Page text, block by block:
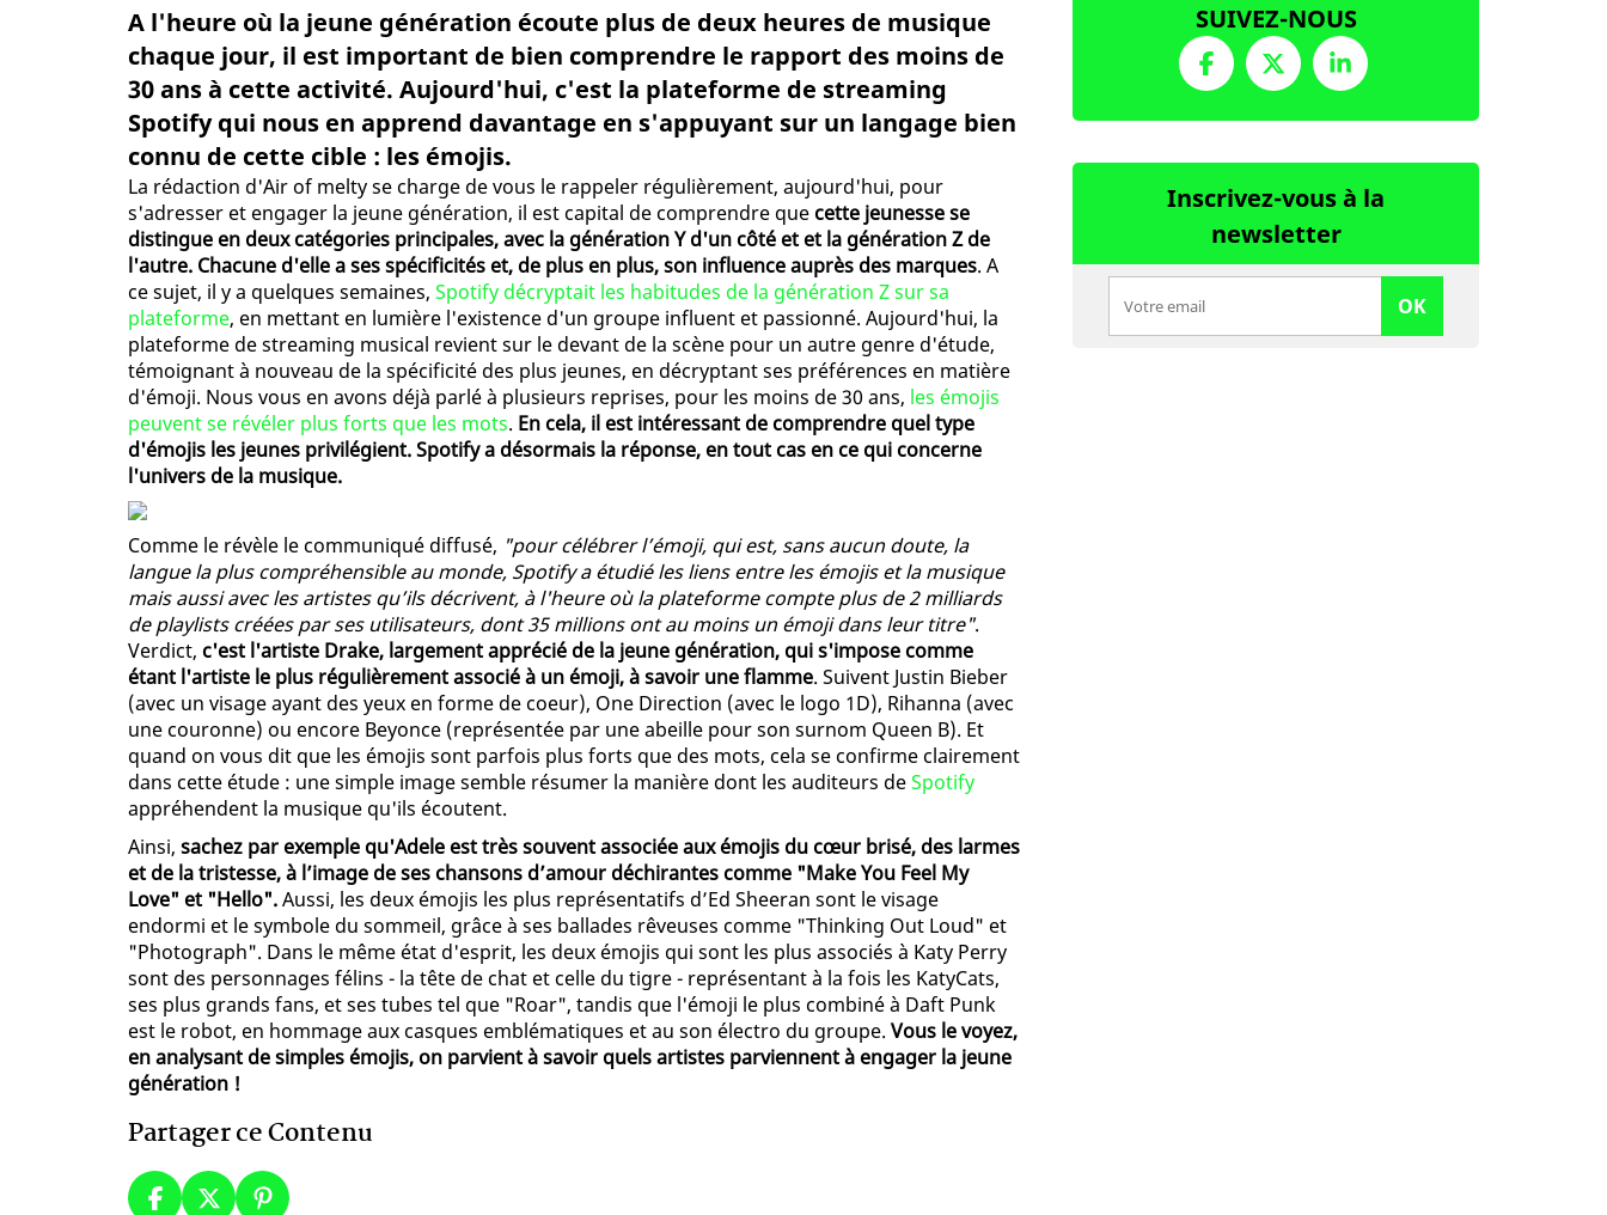
A l'heure où la jeune génération écoute plus de deux heures de musique
chaque jour, il est important de bien comprendre le rapport des moins de
30 ans à cette activité. Aujourd'hui, c'est la plateforme de streaming
Spotify qui nous en apprend davantage en s'appuyant sur un langage bien
connu de cette cible : les émojis.
La rédaction d'Air of melty se charge de vous le rappeler régulièrement, aujourd'hui, pour
s'adresser et engager la jeune génération, il est capital de comprendre que cette jeunesse se
distingue en deux catégories principales, avec la génération Y d'un côté et et la génération Z de
l'autre. Chacune d'elle a ses spécificités et, de plus en plus, son influence auprès des marques. A
ce sujet, il y a quelques semaines, Spotify décryptait les habitudes de la génération Z sur sa
plateforme, en mettant en lumière l'existence d'un groupe influent et passionné. Aujourd'hui, la
plateforme de streaming musical revient sur le devant de la scène pour un autre genre d'étude,
témoignant à nouveau de la spécificité des plus jeunes, en décryptant ses préférences en matière
d'émoji. Nous vous en avons déjà parlé à plusieurs reprises, pour les moins de 30 ans, les émojis
peuvent se révéler plus forts que les mots. En cela, il est intéressant de comprendre quel type
d'émojis les jeunes privilégient. Spotify a désormais la réponse, en tout cas en ce qui concerne
l'univers de la musique.
Comme le révèle le communiqué diffusé, "pour célébrer l’émoji, qui est, sans aucun doute, la
langue la plus compréhensible au monde, Spotify a étudié les liens entre les émojis et la musique
mais aussi avec les artistes qu’ils décrivent, à l'heure où la plateforme compte plus de 2 milliards
de playlists créées par ses utilisateurs, dont 35 millions ont au moins un émoji dans leur titre".
Verdict, c'est l'artiste Drake, largement apprécié de la jeune génération, qui s'impose comme
étant l'artiste le plus régulièrement associé à un émoji, à savoir une flamme. Suivent Justin Bieber
(avec un visage ayant des yeux en forme de coeur), One Direction (avec le logo 1D), Rihanna (avec
une couronne) ou encore Beyonce (représentée par une abeille pour son surnom Queen B). Et
quand on vous dit que les émojis sont parfois plus forts que des mots, cela se confirme clairement
dans cette étude : une simple image semble résumer la manière dont les auditeurs deSpotify
appréhendent la musique qu'ils écoutent.
Ainsi, sachez par exemple qu'Adele est très souvent associée aux émojis du cœur brisé, des larmes
et de la tristesse, à l’image de ses chansons d’amour déchirantes comme "Make You Feel My
Love" et "Hello".Aussi, les deux émojis les plus représentatifs d’Ed Sheeran sont le visage
endormi et le symbole du sommeil, grâce à ses ballades rêveuses comme "Thinking Out Loud" et
"Photograph". Dans le même état d'esprit, les deux émojis qui sont les plus associés à Katy Perry
sont des personnages félins - la tête de chat et celle du tigre - représentant à la fois les KatyCats,
ses plus grands fans, et ses tubes tel que "Roar", tandis que l'émoji le plus combiné à Daft Punk
est le robot, en hommage aux casques emblématiques et au son électro du groupe. Vous le voyez,
en analysant de simples émojis, on parvient à savoir quels artistes parviennent à engager la jeune
génération !
Partager ce Contenu
SUIVEZ-NOUS
Inscrivez-vous à la
newsletter
OK